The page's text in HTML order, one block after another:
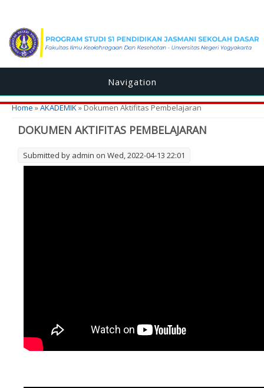
Navigation
You are here
Home»AKADEMIK» Dokumen Aktifitas Pembelajaran
DOKUMEN AKTIFITAS PEMBELAJARAN
Submitted by admin on Wed, 2022-04-13 22:01